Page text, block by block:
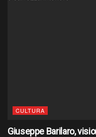
CULTURA
Giuseppe Barilaro,